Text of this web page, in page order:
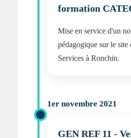
formation
Mise en service d'un
pédagogique sur le site
Services à Ronchin.
1er novembre 2021
GEN REF 11 -